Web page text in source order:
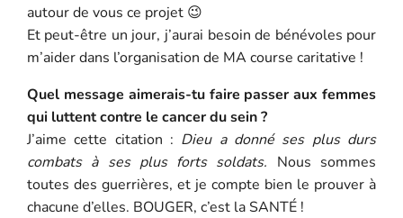
autour de vous ce projet 😉
Et peut-être un jour, j’aurai besoin de bénévoles pour
m’aider dans l’organisation de MA course caritative !
Quel message aimerais-tu faire passer aux femmes
qui luttent contre le cancer du sein ?
J’aime cette citation : Dieu a donné ses plus durs
combats à ses plus forts soldats. Nous sommes
toutes des guerrières, et je compte bien le prouver à
chacune d’elles. BOUGER, c’est la SANTÉ !